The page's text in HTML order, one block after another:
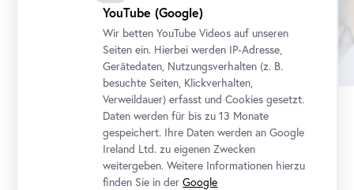
Für Familien: Drachenfeuer
Burggemäuer
Workshop • Unteres Belvedere
27. Oktober 2026 10:30 - 12:30
YouTube (Google)
Wir bettenYouTube Videos auf unseren
Seiten ein. Hierbei werden IP-Adresse,
Gerätedaten, Nutzungsverhalten (z. B.
besuchte Seiten, Klickverhalten,
Verweildauer) erfasst und Cookies gesetzt.
Daten werden für bis zu 13 Monate
gespeichert. Ihre Daten werden an Google
Ireland Ltd. zu eigenen Zwecken
weitergeben. Weitere Informationen hierzu
finden Sie in derGoogle